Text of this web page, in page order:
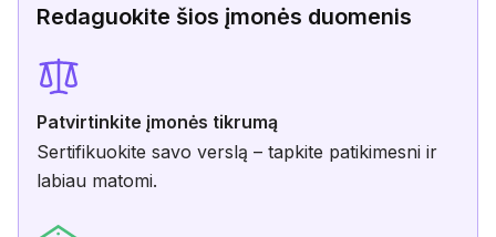
Redaguokite šios įmonės duomenis
Patvirtinkite įmonės tikrumą
Sertifikuokite savo verslą – tapkite patikimesni ir
labiau matomi.